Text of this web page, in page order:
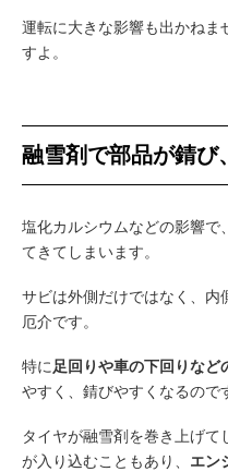
運転に大きな影響も出かねま
すよ。
融雪剤で部品が錆び
塩化カルシウムなどの影響で
てきてしまいます。
サビは外側だけではなく、内
厄介です。
特に足回りや車の下回りなど
やすく、錆びやすくなるので
タイヤが融雪剤を巻き上げ
が入り込むこともあり、 エン